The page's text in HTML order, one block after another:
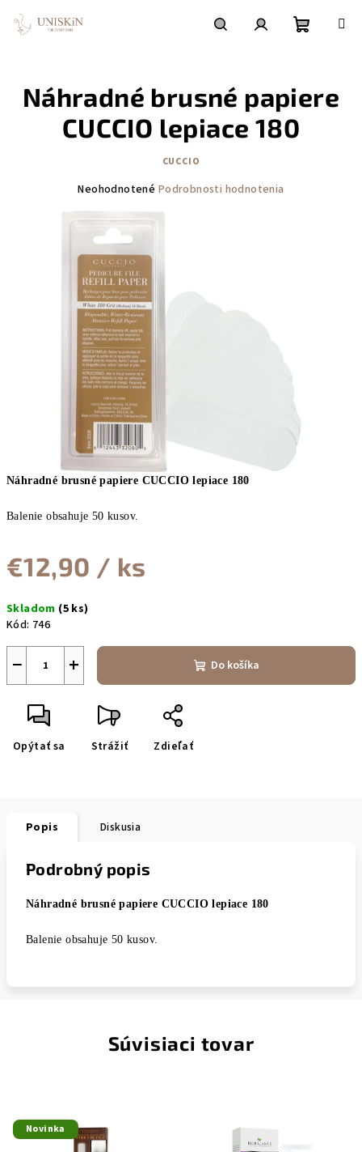
obsah
košík
Náhradné brusné papiere CUCCIO lepiace 180
Balenie obsahuje 50 kusov.
€12,90 / ks
cena:
Skladom (5 ks)
Kód: 746
+
− Do košíka
Opýtať sa Strážiť Zdieľať
Náhradné brusné papiere
CUCCIO lepiace 180
CUCCIO
Priemerné
produktu
0,0
5
hviezdičiek.
Neohodnotené Podrobnosti hodnotenia
Popis Diskusia
Podrobný popis
Náhradné brusné papiere CUCCIO lepiace 180
Balenie obsahuje 50 kusov.
Súvisiaci tovar
Novinka